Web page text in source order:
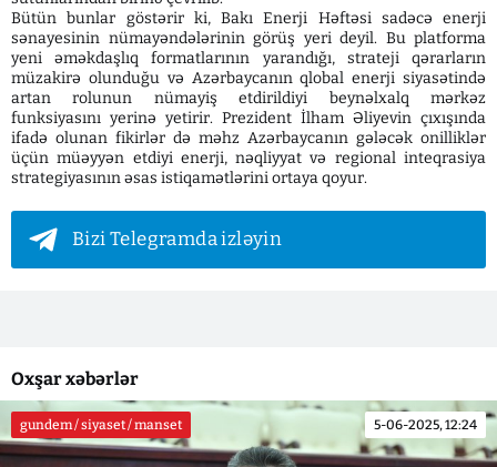
Bütün bunlar göstərir ki, Bakı Enerji Həftəsi sadəcə enerji
sənayesinin nümayəndələrinin görüş yeri deyil. Bu platforma
yeni əməkdaşlıq formatlarının yarandığı, strateji qərarların
müzakirə olunduğu və Azərbaycanın qlobal enerji siyasətində
artan rolunun nümayiş etdirildiyi beynəlxalq mərkəz
funksiyasını yerinə yetirir. Prezident İlham Əliyevin çıxışında
ifadə olunan fikirlər də məhz Azərbaycanın gələcək onilliklər
üçün müəyyən etdiyi enerji, nəqliyyat və regional inteqrasiya
strategiyasının əsas istiqamətlərini ortaya qoyur.
Bizi Telegramda izləyin
Oxşar xəbərlər
gundem / siyaset / manset 5-06-2025, 12:24